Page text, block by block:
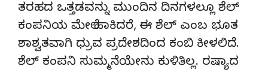
ತರಹದ ಒತ್ತಡವನ್ನು ಮುಂದಿನ ದಿನಗಳಲ್ಲೂ ಶೆಲ್
ಕಂಪನಿಯ ಮೇಲೆ ಹಾಕಿದರೆ, ಈ ಶೆಲ್ ಎಂಬ ಭೂತ
ಶಾಶ್ವತವಾಗಿ ಧ್ರುವ ಪ್ರದೇಶದಿಂದ ಕಂಬಿ ಕೀಳಲಿದೆ.
ಶೆಲ್ ಕಂಪನಿ ಸುಮ್ಮನೆಯೇನು ಕುಳಿತಿಲ್ಲ. ರಷ್ಯಾದ